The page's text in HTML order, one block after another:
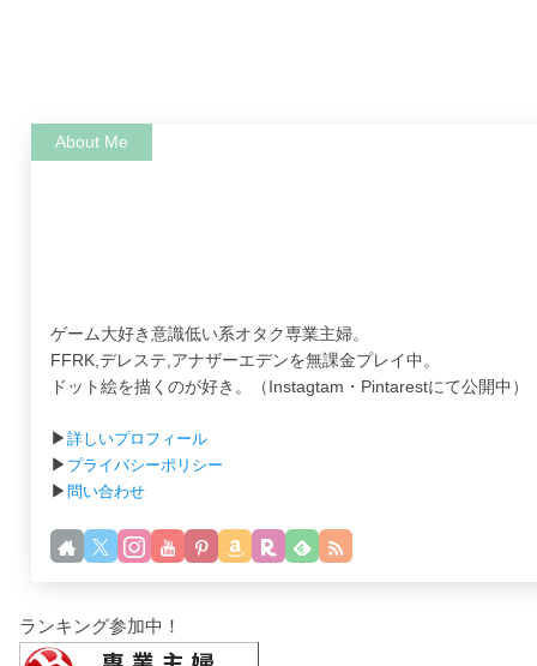
ゲーム大好き意識低い系オタク専業主婦。
FFRK,デレステ,アナザーエデンを無課金プレイ中。
ドット絵を描くのが好き。（Instagtam・Pintarestにて公開中）
▶ 詳しいプロフィール
▶ プライバシーポリシー
▶ 問い合わせ
ランキング参加中！